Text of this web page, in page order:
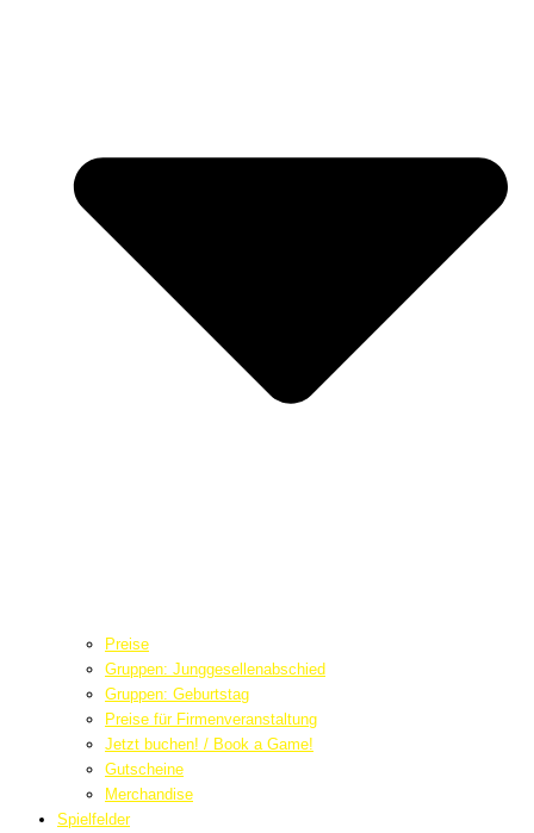
Preise
Gruppen: Junggesellenabschied
Gruppen: Geburtstag
Preise für Firmenveranstaltung
Jetzt buchen! / Book a Game!
Gutscheine
Merchandise
Spielfelder